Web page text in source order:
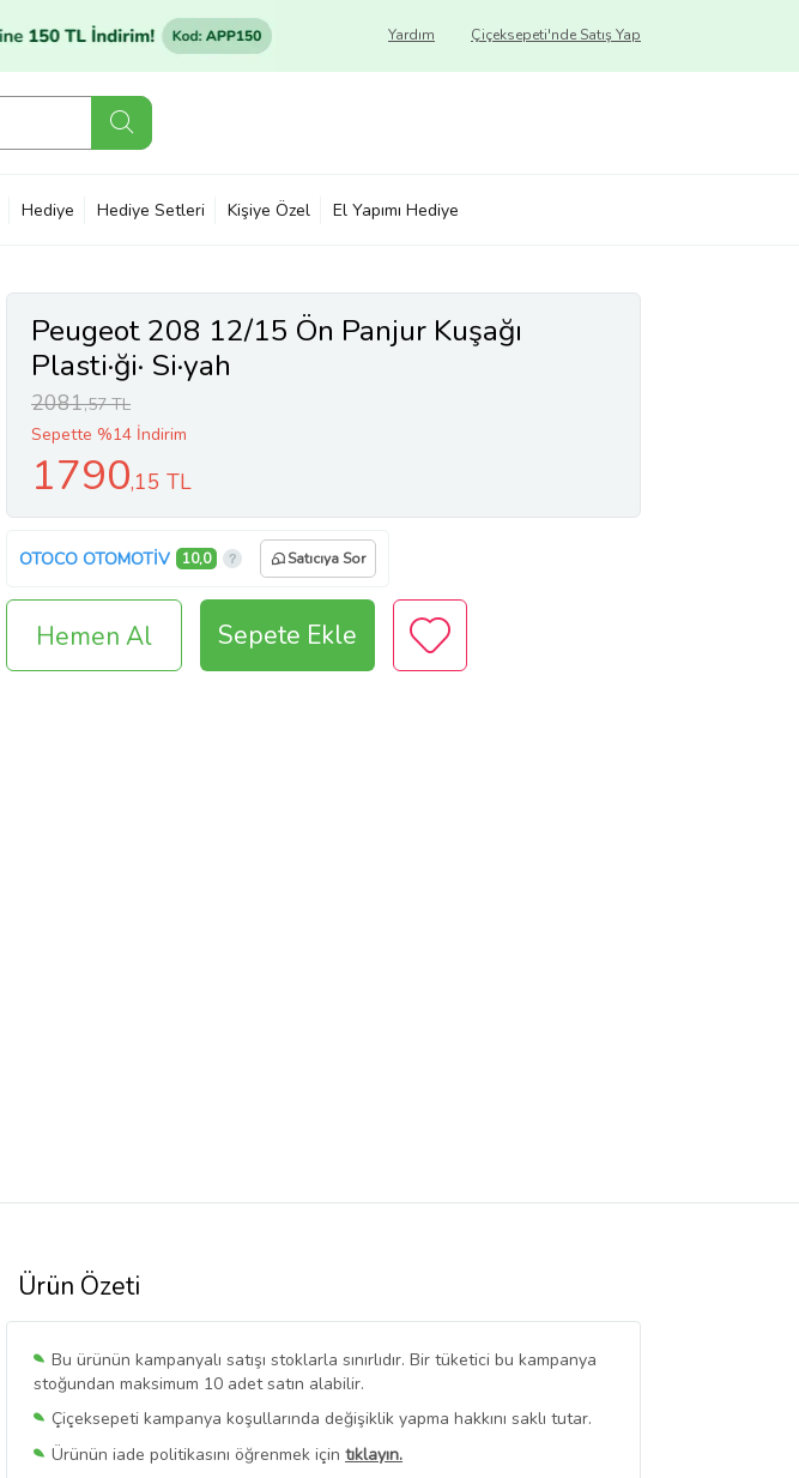
Çiçeksepeti'nde Satış Yap
Yardım
Hediye Hediye Setleri Kişiye Özel El Yapımı Hediye
Peugeot 208 12/15 Ön Panjur Kuşağı
Plasti·ği· Si·yah
2081,57 TL
Sepette %14 İndirim
1790,15 TL
OTOCO OTOMOTİV 10,0 Satıcıya Sor
Hemen Al Sepete Ekle
Ürün Özeti
Bu ürünün kampanyalı satışı stoklarla sınırlıdır. Bir tüketici bu kampanya
stoğundan maksimum 10 adet satın alabilir.
Çiçeksepeti kampanya koşullarında değişiklik yapma hakkını saklı tutar.
Ürünün iade politikasını öğrenmek için tıklayın.